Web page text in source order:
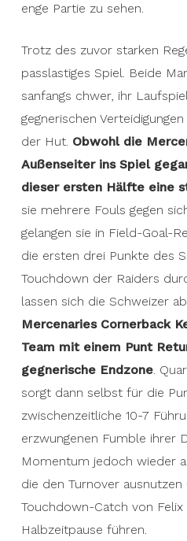
enge Partie zu sehen.
Trotz des zuvor starken
passlastiges Spiel. Beide
sanfangs chwer, ihr
gegnerischen
der Hut. Obwohl die
Außenseiter ins Spiel
dieser ersten Hälfte eine
sie mehrere Fouls gegen
gelangen sie in Field-Goal-
die ersten drei Punkte des
Touchdown der Raiders
lassen sich die Schweizer
Mercenaries Cornerback
Team mit einem Punt
gegnerische Endzone.
sorgt dann selbst für die
zwischenzeitliche 10-7
erzwungenen Fumble ihrer
Momentum jedoch wieder
die den Turnover
Touchdown-Catch von Felix
Halbzeitpause führen.